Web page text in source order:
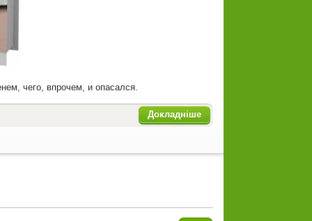
чего, впрочем, и опасался.
Докладніше